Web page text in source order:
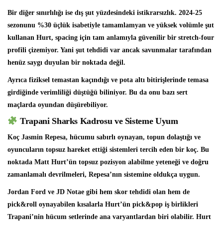
Bir diğer sınırlılığı ise dış şut yüzdesindeki istikrarsızlık. 2024-25
sezonunu %30 üçlük isabetiyle tamamlamyan ve yüksek volümle şut
kullanan Hurt, spacing için tam anlamıyla güvenilir bir stretch-four
profili çizemiyor. Yani şut tehdidi var ancak savunmalar tarafından
henüz saygı duyulan bir noktada değil.
Ayrıca fiziksel temastan kaçındığı ve pota altı bitirişlerinde temasa
girdiğinde verimliliği düştüğü biliniyor. Bu da onu bazı sert
maçlarda oyundan düşürebiliyor.
Trapani Sharks Kadrosu ve Sisteme Uyum
Koç Jasmin Repesa, hücumu sabırlı oynayan, topun dolaştığı ve
oyuncuların topsuz hareket ettiği sistemleri tercih eden bir koç. Bu
noktada Matt Hurt’ün topsuz pozisyon alabilme yeteneği ve doğru
zamanlamalı devrilmeleri, Repesa’nın sistemine oldukça uygun.
Jordan Ford ve JD Notae gibi hem skor tehdidi olan hem de
pick&roll oynayabilen kısalarla Hurt’ün pick&pop iş birlikleri
Trapani’nin hücum setlerinde ana varyantlardan biri olabilir. Hurt